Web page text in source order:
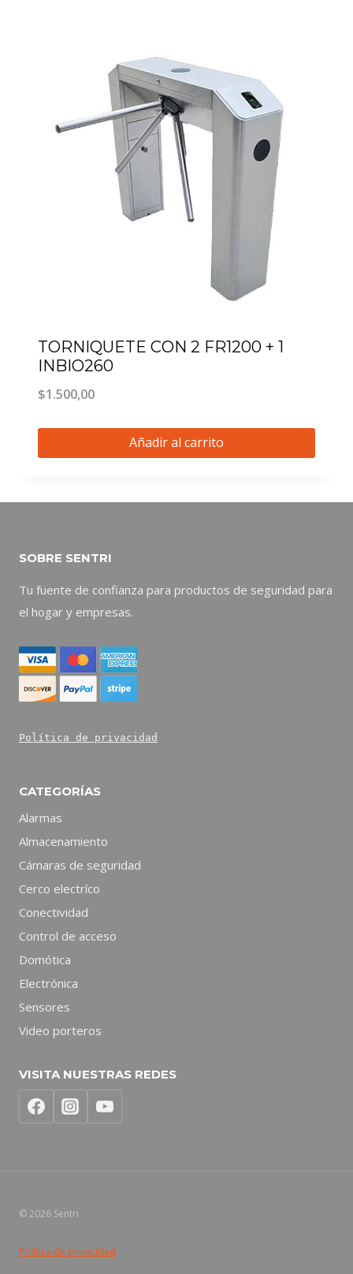
TORNIQUETE CON 2 FR1200 + 1
INBIO260
$1.500,00
Añadir al carrito
SOBRE SENTRI
Tu fuente de confianza para productos de seguridad para
el hogar y empresas.
Política de privacidad
CATEGORÍAS
Alarmas
Almacenamiento
Cámaras de seguridad
Cerco electríco
Conectividad
Control de acceso
Domótica
Electrónica
Sensores
Video porteros
VISITA NUESTRAS REDES
© 2026 Sentri
Política de privacidad